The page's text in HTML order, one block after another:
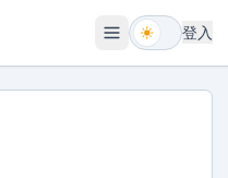
開啟選單
登入